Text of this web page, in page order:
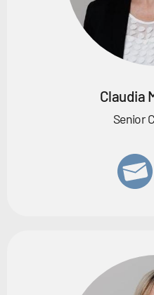
Claudia
Senior